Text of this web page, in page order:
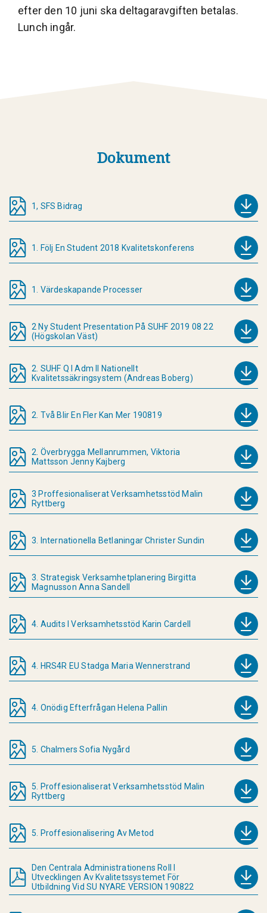
efter den 10 juni ska deltagaravgiften betalas.
Lunch ingår.
Dokument
1, SFS Bidrag
1. Följ En Student 2018 Kvalitetskonferens
1. Värdeskapande Processer
2 Ny Student Presentation På SUHF 2019 08 22
(Högskolan Väst)
2. SUHF Q I Adm II Nationellt
Kvalitetssäkringsystem (Andreas Boberg)
2. Två Blir En Fler Kan Mer 190819
2. Överbrygga Mellanrummen, Viktoria
Mattsson Jenny Kajberg
3 Proffesionaliserat Verksamhetsstöd Malin
Ryttberg
3. Internationella Betlaningar Christer Sundin
3. Strategisk Verksamhetplanering Birgitta
Magnusson Anna Sandell
4. Audits I Verksamhetsstöd Karin Cardell
4. HRS4R EU Stadga Maria Wennerstrand
4. Onödig Efterfrågan Helena Pallin
5. Chalmers Sofia Nygård
5. Proffesionaliserat Verksamhetsstöd Malin
Ryttberg
5. Proffesionalisering Av Metod
Den Centrala Administrationens Roll I
Utvecklingen Av Kvalitetssystemet För
Utbildning Vid SU NYARE VERSION 190822